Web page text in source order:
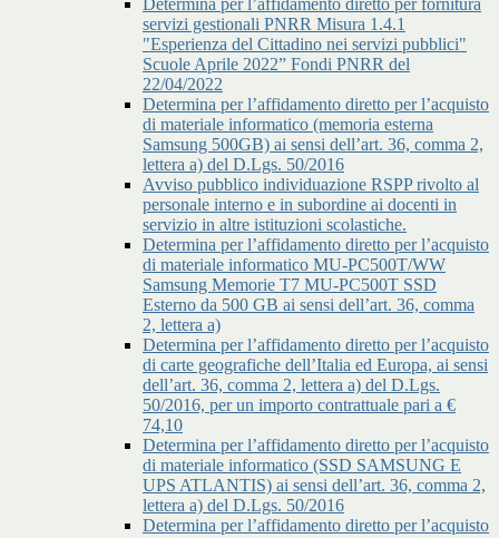
Determina per l’affidamento diretto per fornitura
servizi gestionali PNRR Misura 1.4.1
"Esperienza del Cittadino nei servizi pubblici"
Scuole Aprile 2022” Fondi PNRR del
22/04/2022
Determina per l’affidamento diretto per l’acquisto
di materiale informatico (memoria esterna
Samsung 500GB) ai sensi dell’art. 36, comma 2,
lettera a) del D.Lgs. 50/2016
Avviso pubblico individuazione RSPP rivolto al
personale interno e in subordine ai docenti in
servizio in altre istituzioni scolastiche.
Determina per l’affidamento diretto per l’acquisto
di materiale informatico MU-PC500T/WW
Samsung Memorie T7 MU-PC500T SSD
Esterno da 500 GB ai sensi dell’art. 36, comma
2, lettera a)
Determina per l’affidamento diretto per l’acquisto
di carte geografiche dell’Italia ed Europa, ai sensi
dell’art. 36, comma 2, lettera a) del D.Lgs.
50/2016, per un importo contrattuale pari a €
74,10
Determina per l’affidamento diretto per l’acquisto
di materiale informatico (SSD SAMSUNG E
UPS ATLANTIS) ai sensi dell’art. 36, comma 2,
lettera a) del D.Lgs. 50/2016
Determina per l’affidamento diretto per l’acquisto